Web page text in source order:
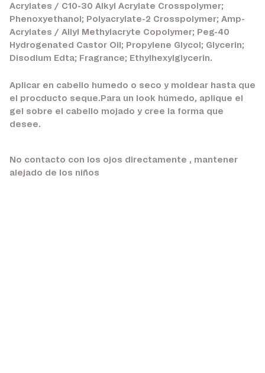
Acrylates / C10-30 Alkyl Acrylate Crosspolymer;
Phenoxyethanol; Polyacrylate-2 Crosspolymer; Amp-
Acrylates / Allyl Methylacryte Copolymer; Peg-40
Hydrogenated Castor Oil; Propylene Glycol; Glycerin;
Disodium Edta; Fragrance; Ethylhexylglycerin.
Aplicar en cabello humedo o seco y moldear hasta que
el procducto seque.Para un look húmedo, aplique el
gel sobre el cabello mojado y cree la forma que
desee.
No contacto con los ojos directamente , mantener
alejado de los niños